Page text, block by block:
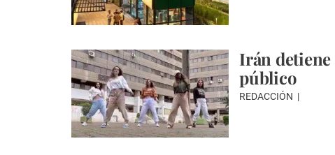
Irán detiene
público
REDACCIÓN